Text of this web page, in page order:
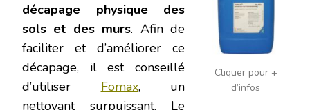
Cliquer pour +
d’infos
décapage physique des
sols et des murs. Afin de
faciliter et d’améliorer ce
décapage, il est conseillé
d’utiliser Fomax, un
nettoyant surpuissant. Le